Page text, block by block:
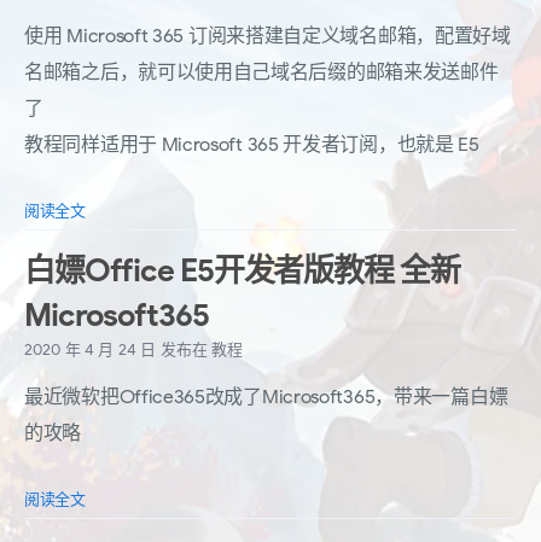
使用 Microsoft 365 订阅来搭建自定义域名邮箱，配置好域
名邮箱之后，就可以使用自己域名后缀的邮箱来发送邮件
了
教程同样适用于 Microsoft 365 开发者订阅，也就是 E5
阅读全文
白嫖Office E5开发者版教程 全新
Microsoft365
2020 年 4 月 24 日 发布在教程
最近微软把Office365改成了Microsoft365，带来一篇白嫖
的攻略
阅读全文